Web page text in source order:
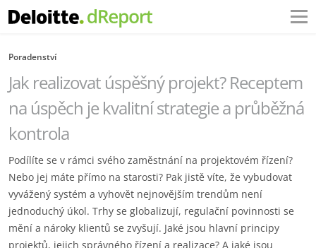
Poradenství
Jak realizovat úspěšný projekt? Receptem
na úspěch je kvalitní strategie a průběžná
kontrola
Podílíte se v rámci svého zaměstnání na projektovém řízení?
Nebo jej máte přímo na starosti? Pak jistě víte, že vybudovat
vyvážený systém a vyhovět nejnovějším trendům není
jednoduchý úkol. Trhy se globalizují, regulační povinnosti se
mění a nároky klientů se zvyšují. Jaké jsou hlavní principy
projektů, jejich správného řízení a realizace? A jaké jsou